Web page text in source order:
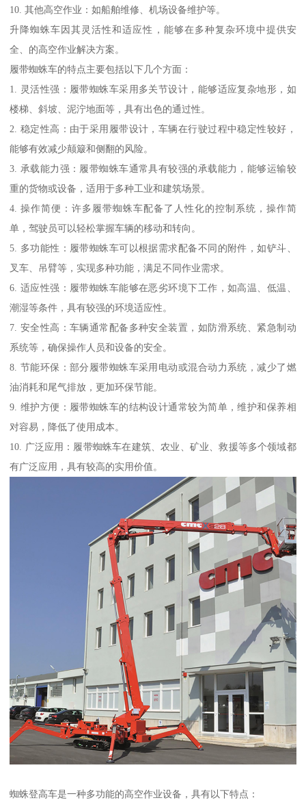
10. 其他高空作业：如船舶维修、机场设备维护等。
升降蜘蛛车因其灵活性和适应性，能够在多种复杂环境中提供安
全、的高空作业解决方案。
履带蜘蛛车的特点主要包括以下几个方面：
1. 灵活性强：履带蜘蛛车采用多关节设计，能够适应复杂地形，如
楼梯、斜坡、泥泞地面等，具有出色的通过性。
2. 稳定性高：由于采用履带设计，车辆在行驶过程中稳定性较好，
能够有效减少颠簸和侧翻的风险。
3. 承载能力强：履带蜘蛛车通常具有较强的承载能力，能够运输较
重的货物或设备，适用于多种工业和建筑场景。
4. 操作简便：许多履带蜘蛛车配备了人性化的控制系统，操作简
单，驾驶员可以轻松掌握车辆的移动和转向。
5. 多功能性：履带蜘蛛车可以根据需求配备不同的附件，如铲斗、
叉车、吊臂等，实现多种功能，满足不同作业需求。
6. 适应性强：履带蜘蛛车能够在恶劣环境下工作，如高温、低温、
潮湿等条件，具有较强的环境适应性。
7. 安全性高：车辆通常配备多种安全装置，如防滑系统、紧急制动
系统等，确保操作人员和设备的安全。
8. 节能环保：部分履带蜘蛛车采用电动或混合动力系统，减少了燃
油消耗和尾气排放，更加环保节能。
9. 维护方便：履带蜘蛛车的结构设计通常较为简单，维护和保养相
对容易，降低了使用成本。
10. 广泛应用：履带蜘蛛车在建筑、农业、矿业、救援等多个领域都
有广泛应用，具有较高的实用价值。
蜘蛛登高车是一种多功能的高空作业设备，具有以下特点：